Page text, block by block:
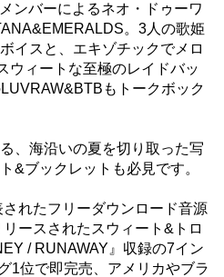
ンバーによるネオ・ドゥーワ
。3人の歌姫
イスと、エキゾチックでメロ
ウィートな至極のレイドバッ
もトークボック
、海沿いの夏を切り取った写
&ブックレットも必見です。
れたフリーダウンロード音源
ースされたスウィート&トロ
/ RUNAWAY』収録の7イン
1位で即完売、アメリカやブラ